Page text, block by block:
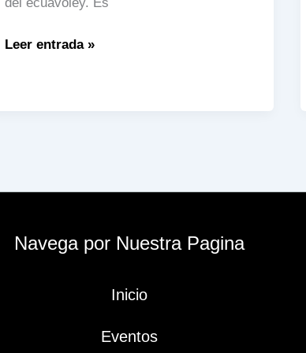
La
Leer entrada »
Navega por Nuestra Pagina
Inicio
Eventos